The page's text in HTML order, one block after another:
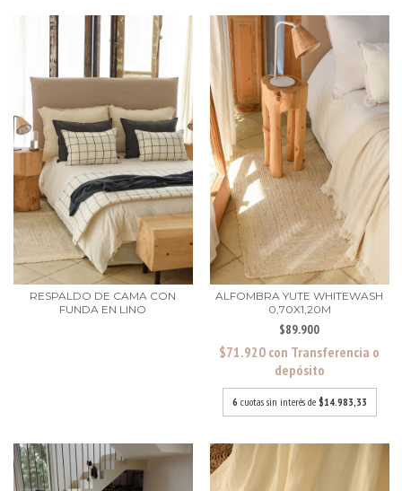
RESPALDO DE CAMA CON
FUNDA EN LINO
ALFOMBRA YUTE WHITEWASH
0,70X1,20M
$89.900
$71.920 con Transferencia o
depósito
6 cuotas sin interés de $14.983,33